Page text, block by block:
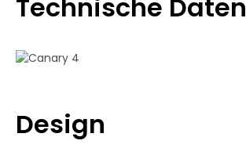
Technische Daten
Design